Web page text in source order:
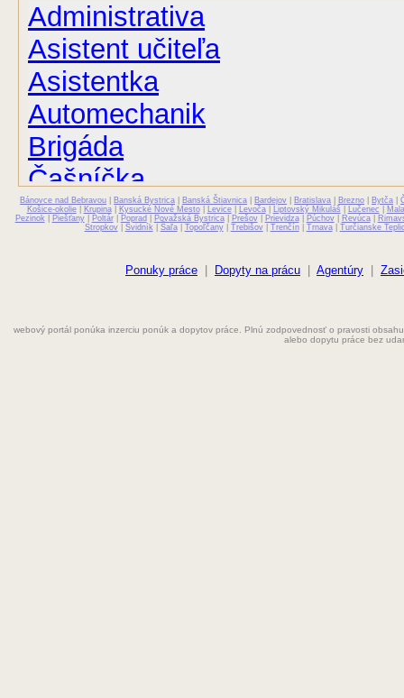
Administrativa
Asistent učiteľa
Asistentka
Automechanik
Brigáda
Čašníčka
Čašník
Farmaceut
Grafik
Bánovce nad Bebravou Banská Bystrica Banská Štiavnica Bardejov Bratislava Brezno Bytča |
Košice-okolie| Krupina| Kysucké Nové Mesto| Levice| Levoča| Liptovský Mikuláš Lučenec
Pezinok
Piešťany| Poltár| Poprad Považská Bystrica| Prešov| Prievidza| Púchov| Revúca|
Stropkov| Svidník Šaľa| Topoľčany| Trebišov| Trenčín| Trnava| Turčianske
Ponuky práce Dopyty na prácu Agentúry
webový portál ponúka inzerciu ponúk a dopytov práce. Plnú zodpovednosť o pravosti
alebo dopytu práce bez